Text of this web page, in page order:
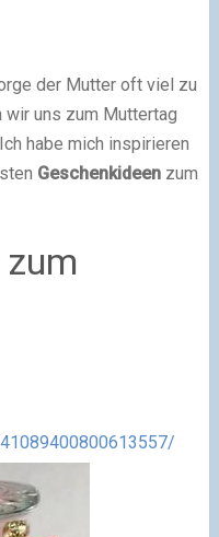
der Mutter oft viel zu
uns zum Muttertag
habe mich inspirieren
Geschenkideenzum